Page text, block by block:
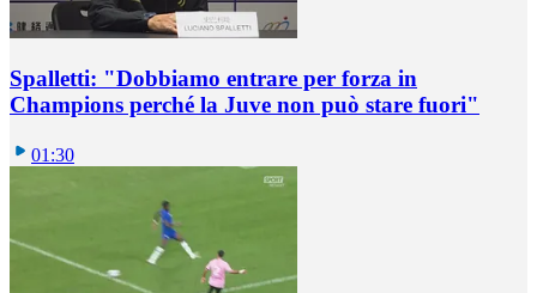
Spalletti: "Dobbiamo entrare per forza in
Champions perché la Juve non può stare fuori"
01:30